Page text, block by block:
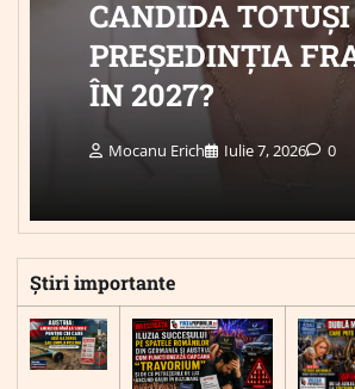
CANDIDA
PREȘEDINȚIA
ÎN 2027?
Mocanu Erich Iulie 7, 2026 0
Știri importante